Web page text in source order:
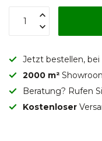
Jetzt bestellen,
2000 m²
Beratung? Rufen
Kostenloser